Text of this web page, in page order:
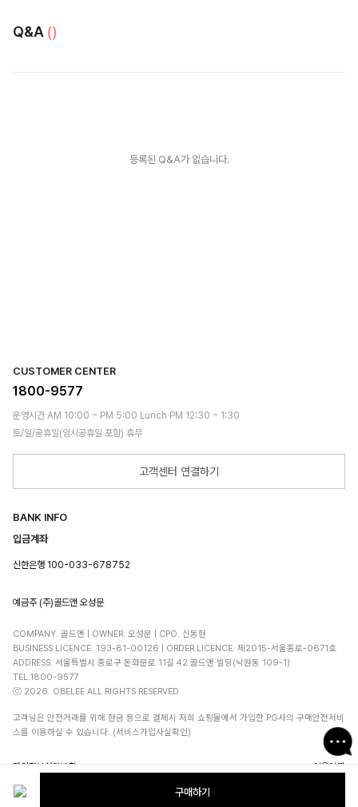
구매하기
Q&A ()
등록된 Q&A가 없습니다.
CUSTOMER CENTER
1800-9577
운영시간 AM 10:00 ~ PM 5:00 Lunch PM 12:30 ~ 1:30
토/일/공휴일(임시공휴일 포함) 휴무
고객센터 연결하기
BANK INFO
입금계좌
신한은행 100-033-678752
예금주 (주)골드앤 오성문
COMPANY. 골드앤 | OWNER. 오성문 | CPO. 신동현
BUSINESS LICENCE. 193-81-00126 | ORDER LICENCE. 제2015-서울종로-0671호
ADDRESS. 서울특별시 종로구 돈화문로 11길 42 골드앤 빌딩(낙원동 109-1)
TEL.1800-9577
ⓒ 2026. OBELEE ALL RIGHTS RESERVED.
고객님은 안전거래를 위해 현금 등으로 결제시 저희 쇼핑몰에서 가입한 PG사의 구매안전서비
스를 이용하실 수 있습니다. (서비스가입사실확인)
개인정보처리방침 이용약관